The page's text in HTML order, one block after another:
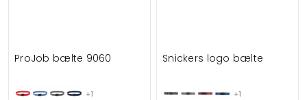
+1
ProJob bælte 9060
+1
Snickers logo bælte